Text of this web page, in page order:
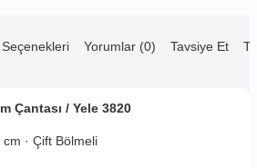
Yorumlar (0) Tavsiye Et
Çantası / Yele 3820
· Çift Bölmeli